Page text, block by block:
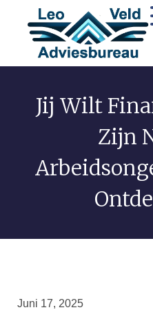
Jij Wilt
Zijn
Juni 17, 2025